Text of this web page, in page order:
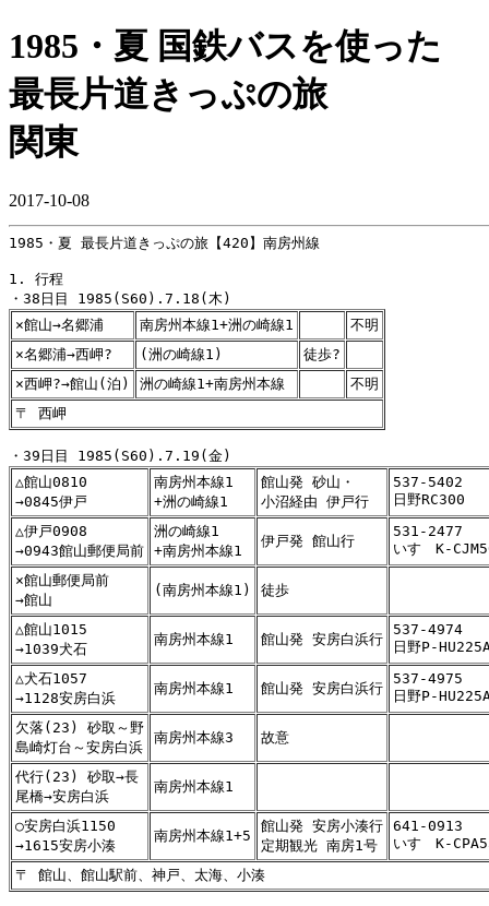
1985・夏 国鉄バスを使った
最長片道きっぷの旅
関東
2017-10-08
1985・夏 最長片道きっぷの旅【420】南房州線
1. 行程
×館山→名郷浦
南房州本線1+洲の崎線1
不明
×名郷浦→西岬?
(洲の崎線1)
徒歩?
×西岬?→館山(泊)
洲の崎線1+南房州本線
不明
〒 西岬
△館山0810
→0845伊戸
南房州本線1
+洲の崎線1
館山発 砂山・
小沼経由 伊戸行
537-5402
日野RC300
△伊戸0908
→0943館山郵便局前
洲の崎線1
+南房州本線1
伊戸発 館山行
531-2477
いすゞK-
×館山郵便局前
→館山
(南房州本線1) 徒歩
△館山1015
→1039犬石
南房州本線1 館山発 安房白浜行
537-4974
日野P-
△犬石1057
→1128安房白浜
南房州本線1 館山発 安房白浜行
537-4975
日野P-
欠落(23) 砂取～野
島崎灯台～安房白浜
南房州本線3 故意
代行(23) 砂取→長
尾橋→安房白浜
南房州本線1
○安房白浜1150
→1615安房小湊
南房州本線1+5
館山発 安房小湊行
定期観光 南房1号
641-0913
いすゞK-
〒 館山、館山駅前、神戸、太海、小湊